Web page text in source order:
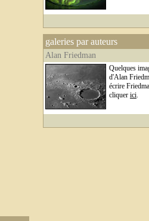
galeries par auteurs
Alan Friedman
Quelques
d'Alan
écrire
cliquer ici.